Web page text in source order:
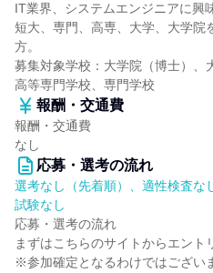
IT業界、システムエンジニアに興
短大、専門、高専、大学、大学院
方。
募集対象学校：大学院（博士）、
高等専門学校、専門学校
報酬・交通費
報酬・交通費
なし
応募・選考の流れ
選考なし（先着順）、適性検査な
試験なし
応募・選考の流れ
まずはこちらのサイトからエント
※参加確定となるわけではござい